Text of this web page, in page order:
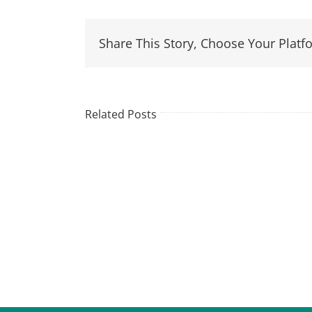
Share This Story, Choose Your
Related Posts